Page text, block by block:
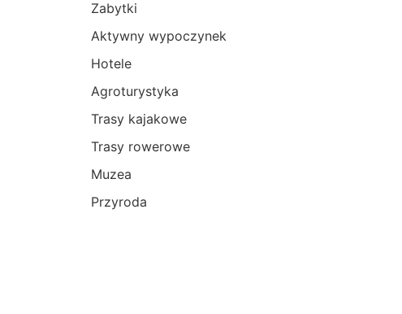
Zabytki
Aktywny wypoczynek
Hotele
Agroturystyka
Trasy kajakowe
Trasy rowerowe
Muzea
Przyroda